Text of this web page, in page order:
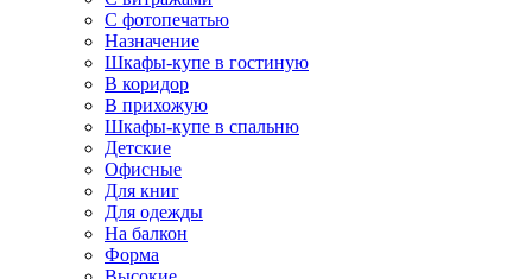
С фотопечатью
Назначение
Шкафы-купе в гостиную
В коридор
В прихожую
Шкафы-купе в спальню
Детские
Офисные
Для книг
Для одежды
На балкон
Форма